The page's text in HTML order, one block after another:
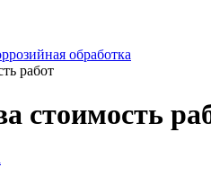
обработка
работ
стоимость